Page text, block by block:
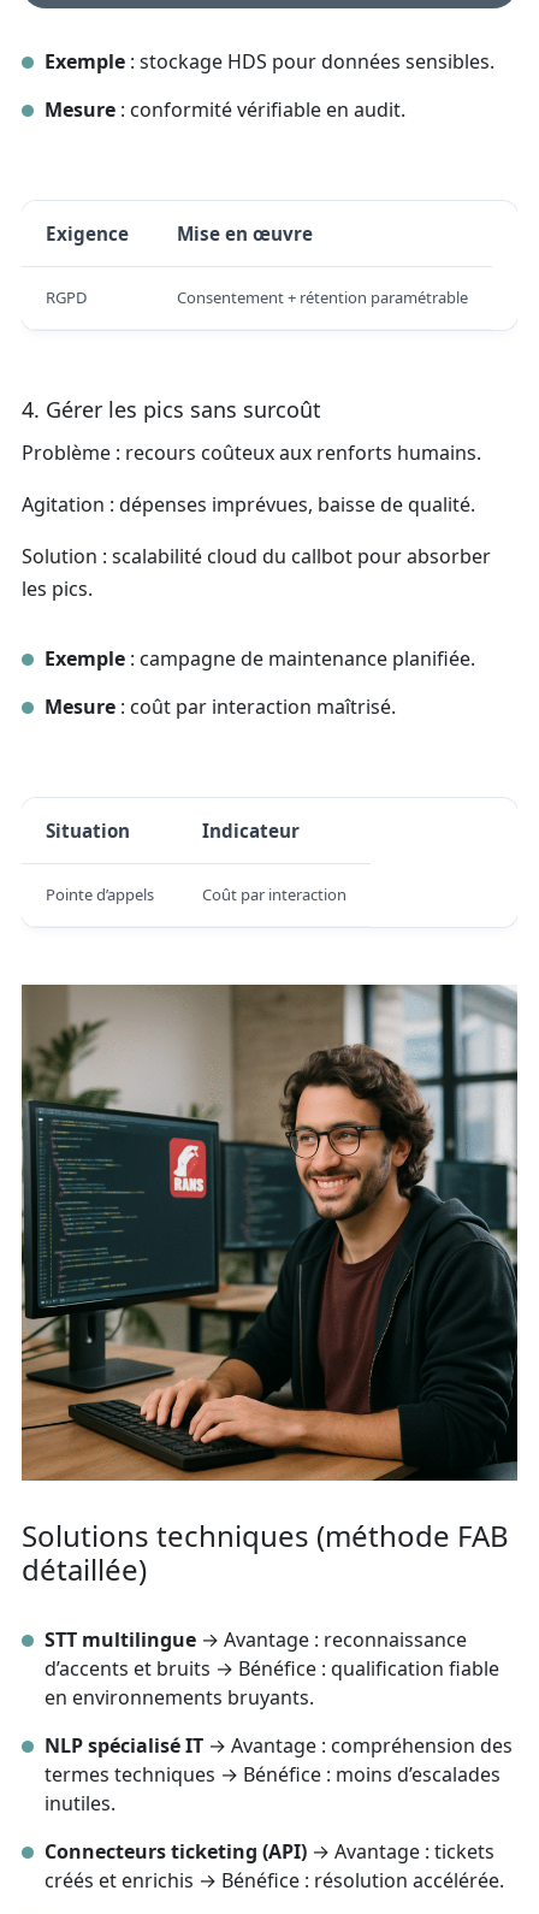
Exemple : stockage HDS pour données sensibles.
Mesure : conformité vérifiable en audit.
Exigence Mise en œuvre
RGPD Consentement + rétention paramétrable
4. Gérer les pics sans surcoût
Problème : recours coûteux aux renforts humains.
Agitation : dépenses imprévues, baisse de qualité.
Solution : scalabilité cloud du callbot pour absorber
les pics.
Exemple : campagne de maintenance planifiée.
Mesure : coût par interaction maîtrisé.
Situation Indicateur
Pointe d’appels Coût par interaction
Solutions techniques (méthode FAB
détaillée)
STT multilingue → Avantage : reconnaissance
d’accents et bruits → Bénéfice : qualification fiable
en environnements bruyants.
NLP spécialisé IT → Avantage : compréhension des
termes techniques → Bénéfice : moins d’escalades
inutiles.
Connecteurs ticketing (API) → Avantage : tickets
créés et enrichis → Bénéfice : résolution accélérée.